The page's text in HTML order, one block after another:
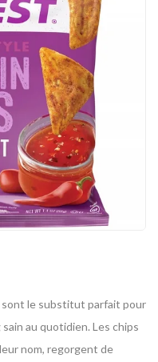
le substitut parfait pour
au quotidien. Les chips
nom, regorgent de